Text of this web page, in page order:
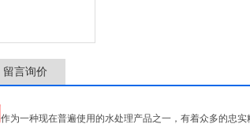
留言询价
作为一种现在普遍使用的水处理产品之一，有着众多的忠